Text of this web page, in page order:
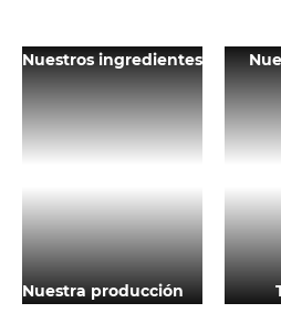
Nuestros ingredientes
Nuestra producción